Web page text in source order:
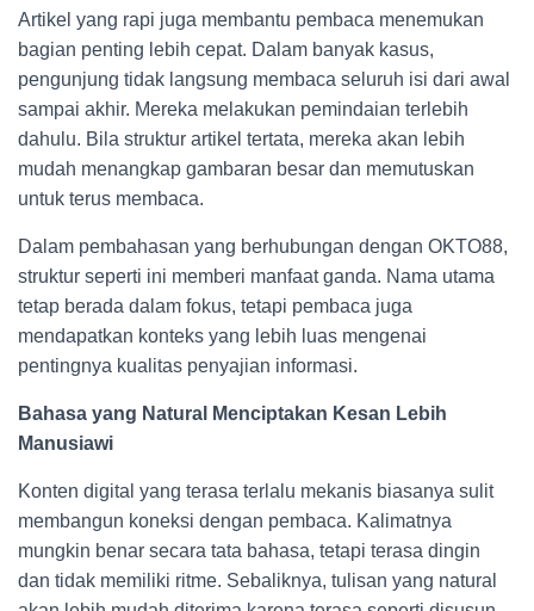
Artikel yang rapi juga membantu pembaca menemukan
bagian penting lebih cepat. Dalam banyak kasus,
pengunjung tidak langsung membaca seluruh isi dari awal
sampai akhir. Mereka melakukan pemindaian terlebih
dahulu. Bila struktur artikel tertata, mereka akan lebih
mudah menangkap gambaran besar dan memutuskan
untuk terus membaca.
Dalam pembahasan yang berhubungan dengan OKTO88,
struktur seperti ini memberi manfaat ganda. Nama utama
tetap berada dalam fokus, tetapi pembaca juga
mendapatkan konteks yang lebih luas mengenai
pentingnya kualitas penyajian informasi.
Bahasa yang Natural Menciptakan Kesan Lebih
Manusiawi
Konten digital yang terasa terlalu mekanis biasanya sulit
membangun koneksi dengan pembaca. Kalimatnya
mungkin benar secara tata bahasa, tetapi terasa dingin
dan tidak memiliki ritme. Sebaliknya, tulisan yang natural